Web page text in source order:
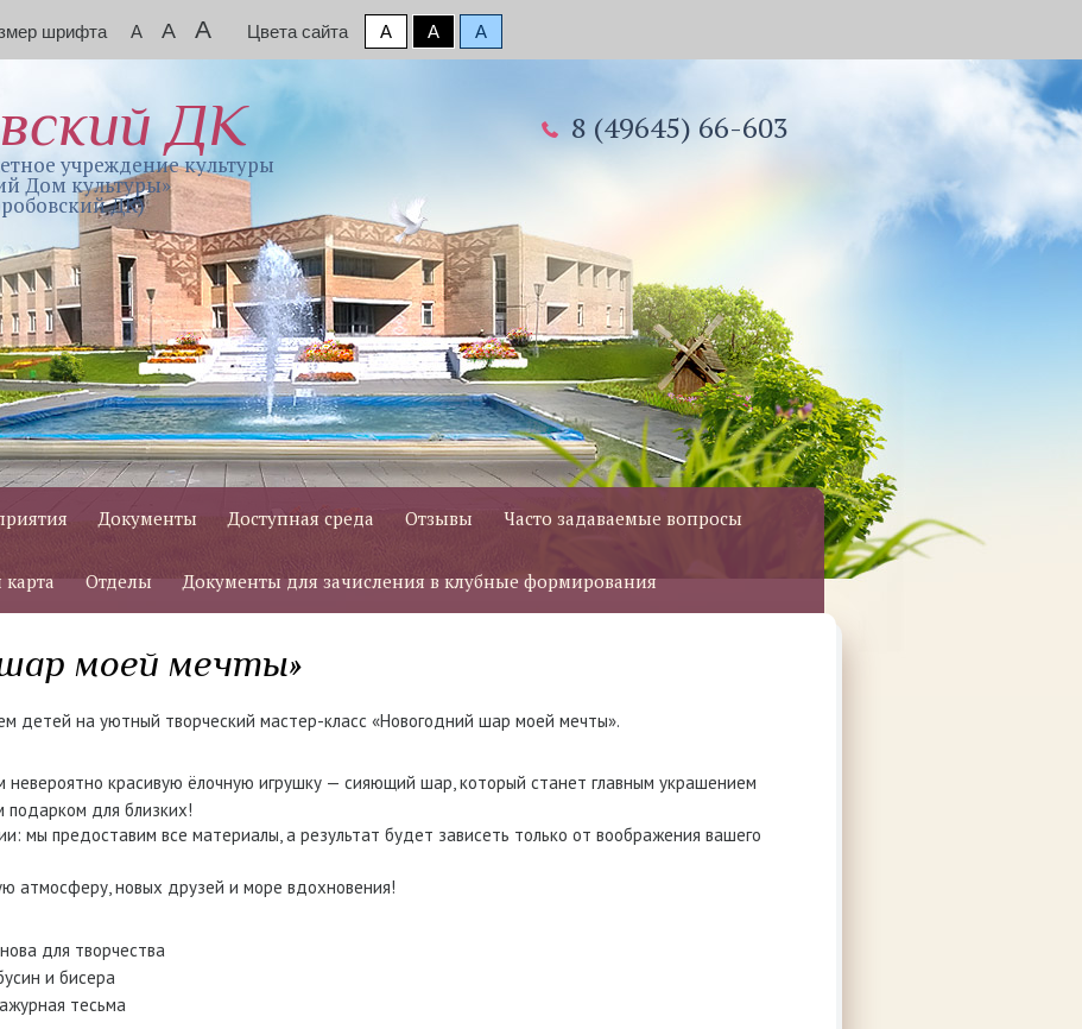
шрифта A A A Цвета сайта A A A
ДК
учреждение культуры
Дом культуры»
ДК)
8 (49645) 66-603
Документы Доступная среда Отзывы Часто задаваемые вопросы
Отделы Документы для зачисления в клубные формирования
моей мечты»
детей на уютный творческий мастер-класс «Новогодний шар моей мечты».
невероятно красивую ёлочную игрушку — сияющий шар, который станет главным украшением
для близких!
мы предоставим все материалы, а результат будет зависеть только от воображения вашего
атмосферу, новых друзей и море вдохновения!
для творчества
и бисера
тесьма